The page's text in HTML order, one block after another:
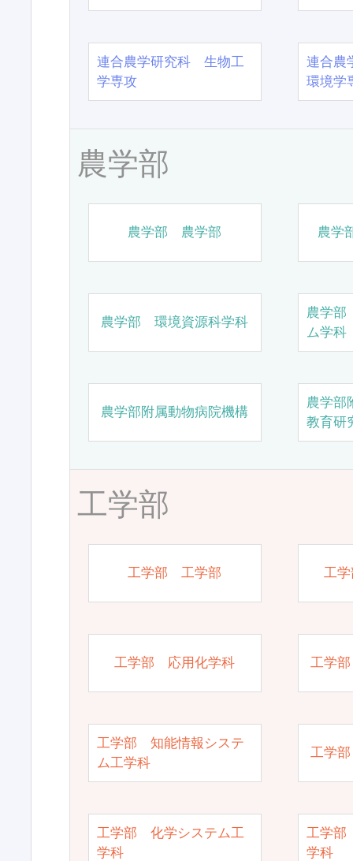
連合農学研究科 生物工
学専攻
連合農
環境学
農学部
農学部 農学部 農学
農学部 環境資源科学科
農学
ム学科
農学部附属動物病院機構
農学部
教育研
工学部
工学部 工学部 工
工学部 応用化学科 工学
工学部 知能情報システ
ム工学科
工学
工学部 化学システム工
学科
工学部
学科